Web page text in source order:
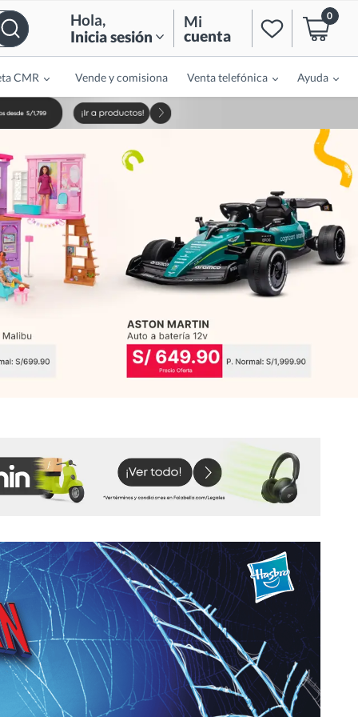
Hola,
Inicia sesión
Mi
cuenta
0
CMR Vende y comisiona Venta telefónica Ayuda